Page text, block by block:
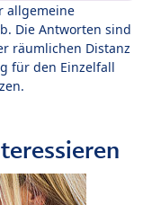
allgemeine
Die Antworten sind
räumlichen Distanz
für den Einzelfall